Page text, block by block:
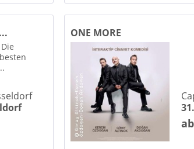
Disney Der Glöckner von Notre Dame
Ibrahim Selim Ile Bu Gece
Jan Ammann
Lords Of The Sound
Magie der Travestie
Romeo & Julia - Liebe ist alles - Die Tour
Swing'it
This is THE GREATEST SHOW!
ONE MORE